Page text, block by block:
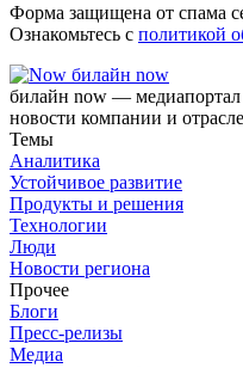
Форма защищена от спама
Ознакомьтесь с политикой
билайн now
билайн now —
новости компании и
Темы
Аналитика
Устойчивое развитие
Продукты и решения
Технологии
Люди
Новости региона
Прочее
Блоги
Пресс-релизы
Медиа